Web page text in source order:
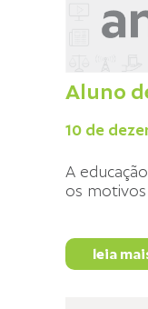
Aluno
10 de
A
os
leia